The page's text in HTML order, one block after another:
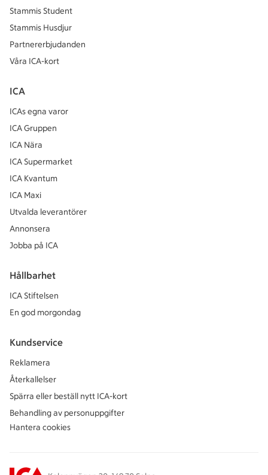
Stammis Student
Stammis Husdjur
Partnererbjudanden
Våra ICA-kort
ICA
ICAs egna varor
ICA Gruppen
ICA Nära
ICA Supermarket
ICA Kvantum
ICA Maxi
Utvalda leverantörer
Annonsera
Jobba på ICA
Hållbarhet
ICA Stiftelsen
En god morgondag
Kundservice
Reklamera
Återkallelser
Spärra eller beställ nytt ICA-kort
Behandling av personuppgifter
Hantera cookies